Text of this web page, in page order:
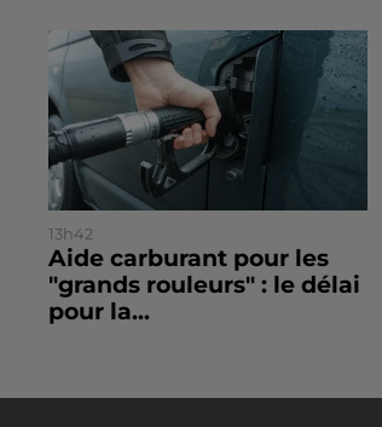
13h42
Aide carburant pour les
"grands rouleurs" : le délai
pour la...